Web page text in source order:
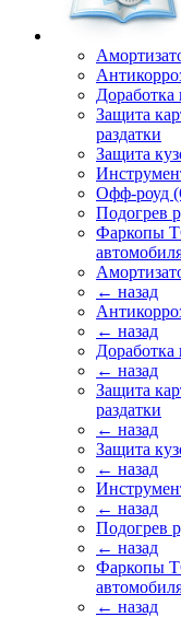
Доработка
Защита
раздатки
Защита
Офф-роуд
Подогрев
Фаркопы
← назад
← назад
Доработка
← назад
Защита
раздатки
← назад
Защита
← назад
← назад
Подогрев
← назад
Фаркопы
← назад